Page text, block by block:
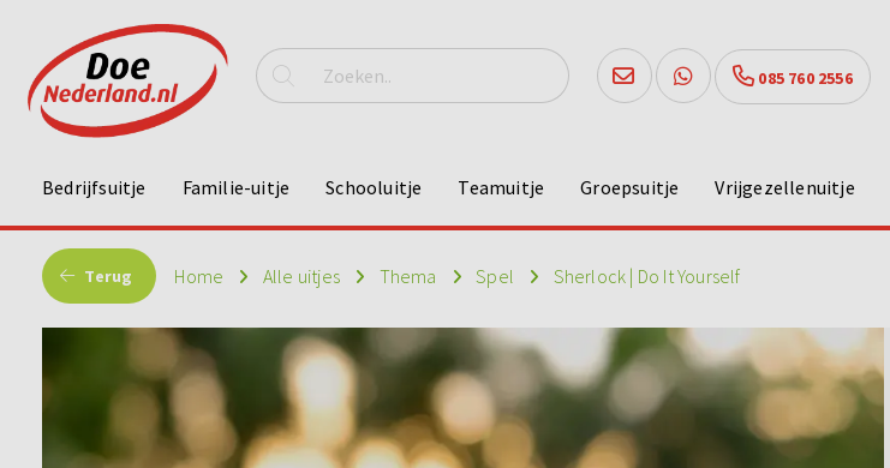
085 760 2556
Bedrijfsuitje Familie-uitje Schooluitje Teamuitje Groepsuitje Vrijgezellenuitje
Terug Home Alle uitjes Thema Spel Sherlock | Do It Yourself